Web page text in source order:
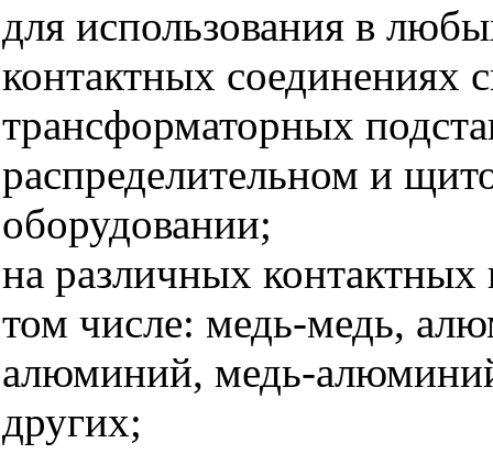
для использования в
контактных соединениях
трансформаторных
распределительном и
оборудовании;
на различных контактных
том числе: медь-медь,
алюминий, медь-
других;